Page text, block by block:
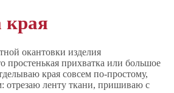
края
окантовки изделия
простенькая прихватка или большое
края совсем по-простому,
отрезаю ленту ткани, пришиваю с